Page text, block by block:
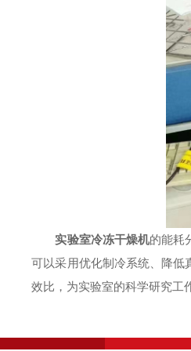
实验室冷冻干燥机的能耗
可以采用优化制冷系统、降低
效比，为实验室的科学研究工